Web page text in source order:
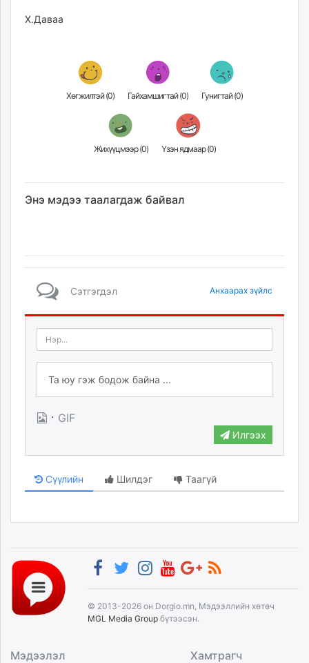
shudarga.mn
mglradio.com
tvmongolia.mn
tac.mn
paparazzi.mn
unread.today
Х.Даваа
Хөгжилтэй (0) Гайхамшигтай (0) Гунигтай (0)
Жихүүцмээр (0) Үзэн ядмаар (0)
Энэ мэдээ таалагдаж байвал
Сэтгэгдэл Анхаарах зүйлс
· GIF
Илгээх
Сүүлийн Шилдэг Таагүй
© 2013-2026 он Dorgio.mn, Мэдээллийн хөтөч
MGL Media Group бүтээсэн.
Мэдээлэл Хамтрагч